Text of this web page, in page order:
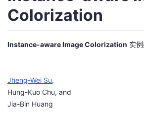
主
页
的
开
者
Colorization
Instance-aware Image Colorization 实
Jheng-Wei Su,
Hung-Kuo Chu, and
Jia-Bin Huang